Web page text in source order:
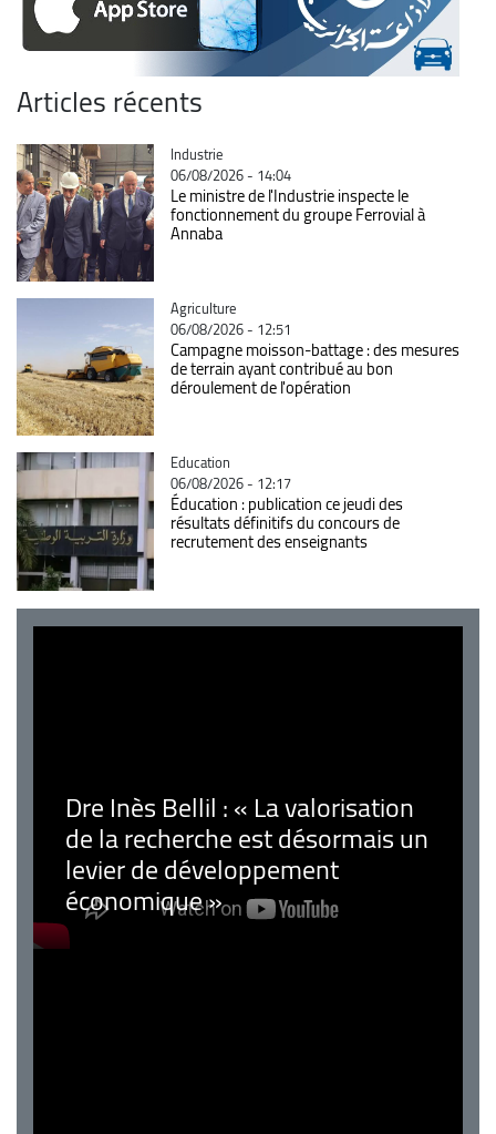
Articles récents
Catégorie
Industrie
06/08/2026 - 14:04
Le ministre de l'Industrie inspecte le
fonctionnement du groupe Ferrovial à
Annaba
Catégorie
Agriculture
06/08/2026 - 12:51
Campagne moisson-battage : des mesures
de terrain ayant contribué au bon
déroulement de l'opération
Catégorie
Education
06/08/2026 - 12:17
Éducation : publication ce jeudi des
résultats définitifs du concours de
recrutement des enseignants
Dre Inès Bellil : « La valorisation
de la recherche est désormais un
levier de développement
économique »